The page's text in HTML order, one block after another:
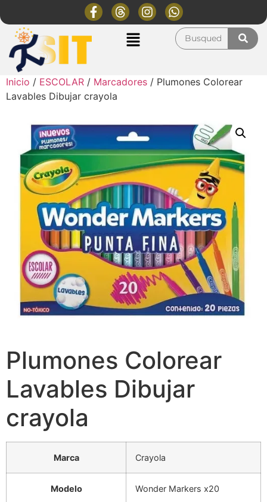
Inicio / ESCOLAR / Marcadores / Plumones Colorear
Lavables Dibujar crayola
Plumones Colorear
Lavables Dibujar
crayola
Marca Crayola
Modelo Wonder Markers x20